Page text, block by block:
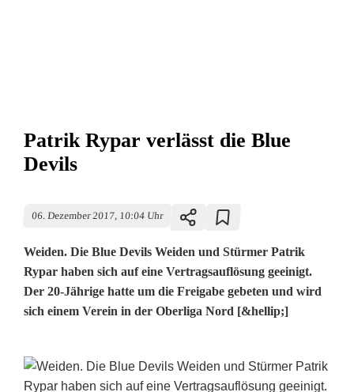
Patrik Rypar verlässt die Blue
Devils
06. Dezember 2017, 10:04 Uhr
Weiden. Die Blue Devils Weiden und Stürmer Patrik
Rypar haben sich auf eine Vertragsauflösung geeinigt.
Der 20-Jährige hatte um die Freigabe gebeten und wird
sich einem Verein in der Oberliga Nord [&hellip;]